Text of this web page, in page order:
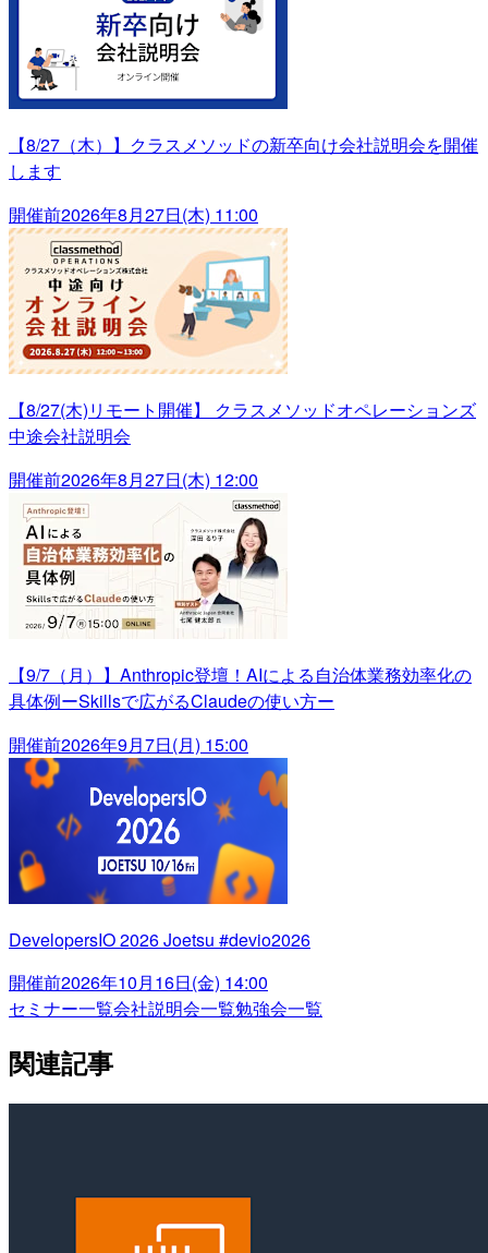
【8/27（木）】クラスメソッドの新卒向け会社説明会を開催
します
開催前2026年8月27日(木) 11:00
【8/27(木)リモート開催】 クラスメソッドオペレーションズ
中途会社説明会
開催前2026年8月27日(木) 12:00
【9/7（月）】Anthropic登壇！AIによる自治体業務効率化の
具体例ーSkillsで広がるClaudeの使い方ー
開催前2026年9月7日(月) 15:00
DevelopersIO 2026 Joetsu #devio2026
開催前2026年10月16日(金) 14:00
セミナー一覧会社説明会一覧勉強会一覧
関連記事